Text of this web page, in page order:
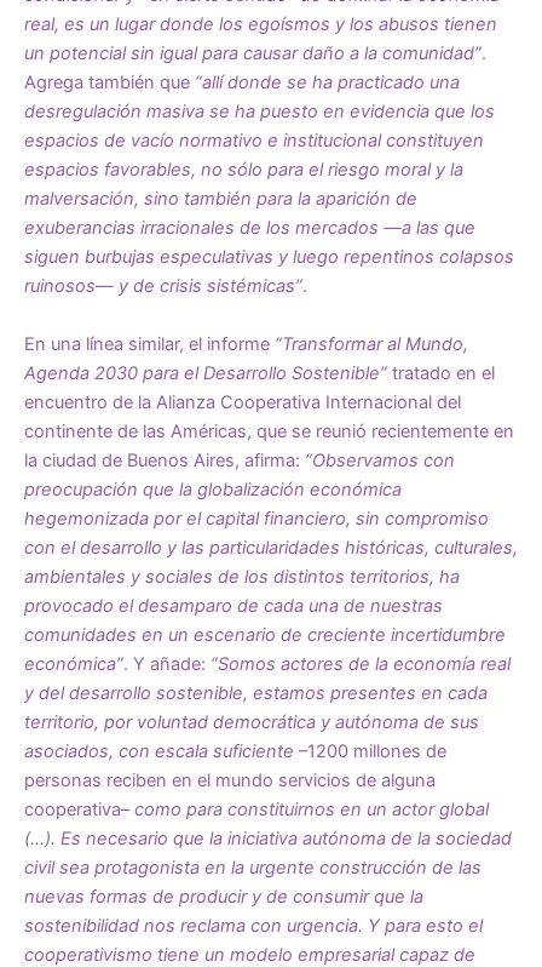
real, es un lugar donde los egoísmos y los abusos tienen
un potencial sin igual para causar daño a la comunidad”.
Agrega también que “allí donde se ha practicado una
desregulación masiva se ha puesto en evidencia que los
espacios de vacío normativo e institucional constituyen
espacios favorables, no sólo para el riesgo moral y la
malversación, sino también para la aparición de
exuberancias irracionales de los mercados —a las que
siguen burbujas especulativas y luego repentinos colapsos
ruinosos— y de crisis sistémicas”.
En una línea similar, el informe “Transformar al Mundo,
Agenda 2030 para el Desarrollo Sostenible” tratado en el
encuentro de la Alianza Cooperativa Internacional del
continente de las Américas, que se reunió recientemente en
la ciudad de Buenos Aires, afirma: “Observamos con
preocupación que la globalización económica
hegemonizada por el capital financiero, sin compromiso
con el desarrollo y las particularidades históricas, culturales,
ambientales y sociales de los distintos territorios, ha
provocado el desamparo de cada una de nuestras
comunidades en un escenario de creciente incertidumbre
económica”. Y añade: “Somos actores de la economía real
y del desarrollo sostenible, estamos presentes en cada
territorio, por voluntad democrática y autónoma de sus
asociados, con escala suficiente –1200 millones de
personas reciben en el mundo servicios de alguna
cooperativa–como para constituirnos en un actor global
(…). Es necesario que la iniciativa autónoma de la sociedad
civil sea protagonista en la urgente construcción de las
nuevas formas de producir y de consumir que la
sostenibilidad nos reclama con urgencia. Y para esto el
cooperativismo tiene un modelo empresarial capaz de